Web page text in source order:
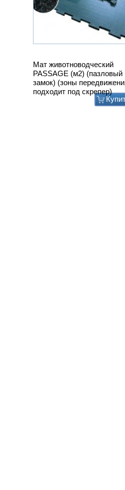
Мат животноводческий
PASSAGE (м2) (пазловый
замок) (зоны
подходит под скрепер)